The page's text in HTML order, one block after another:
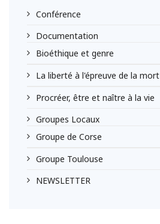
Conférence
Documentation
Bioéthique et genre
La liberté à l'épreuve de la mort
Procréer, être et naître à la vie
Groupes Locaux
Groupe de Corse
Groupe Toulouse
NEWSLETTER